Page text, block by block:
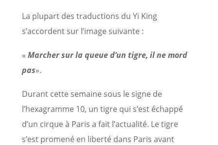
La plupart des traductions du Yi King
s’accordent sur l’image suivante :
« Marcher sur la queue d’un tigre, il ne mord
pas».
Durant cette semaine sous le signe de
l’hexagramme 10, un tigre qui s’est échappé
d’un cirque à Paris a fait l’actualité. Le tigre
s’est promené en liberté dans Paris avant